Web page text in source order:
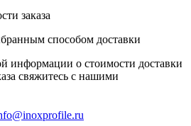
заказа
способом доставки
информации о стоимости доставки
свяжитесь с нашими